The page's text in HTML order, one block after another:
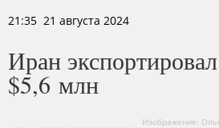
21:35 21 августа 2024
Иран
$5,6 млн
Изображение: